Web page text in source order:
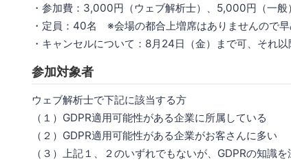
・参加費：3,000円（ウェブ解析士）、5,000円（一般）
・定員：40名 ※会場の都合上増席はありませんので早
・キャンセルについて：8月24日（金）まで可、それ
参加対象者
ウェブ解析士で下記に該当する方
（１）GDPR適用可能性がある企業に所属している
（２）GDPR適用可能性がある企業がお客さんに多い
（３）上記１、２のいずれでもないが、GDPRの知識